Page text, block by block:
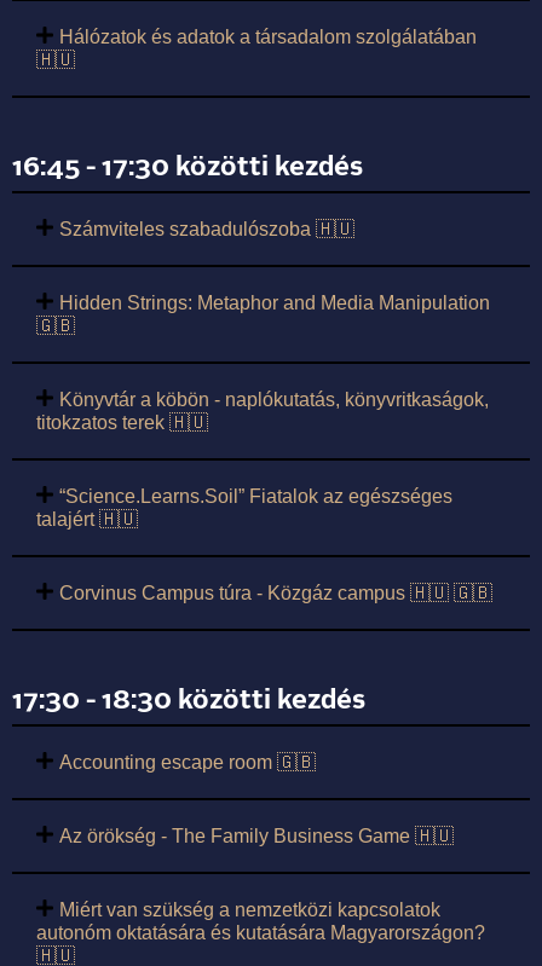
Hálózatok és adatok a társadalom szolgálatában
🇭🇺
16:45 - 17:30 közötti kezdés
Számviteles szabadulószoba 🇭🇺
Hidden Strings: Metaphor and Media Manipulation
🇬🇧
Könyvtár a köbön - naplókutatás, könyvritkaságok,
titokzatos terek 🇭🇺
“Science.Learns.Soil” Fiatalok az egészséges
talajért 🇭🇺
Corvinus Campus túra - Közgáz campus 🇭🇺 🇬🇧
17:30 - 18:30 közötti kezdés
Accounting escape room 🇬🇧
Az örökség - The Family Business Game 🇭🇺
Miért van szükség a nemzetközi kapcsolatok
autonóm oktatására és kutatására Magyarországon?
🇭🇺